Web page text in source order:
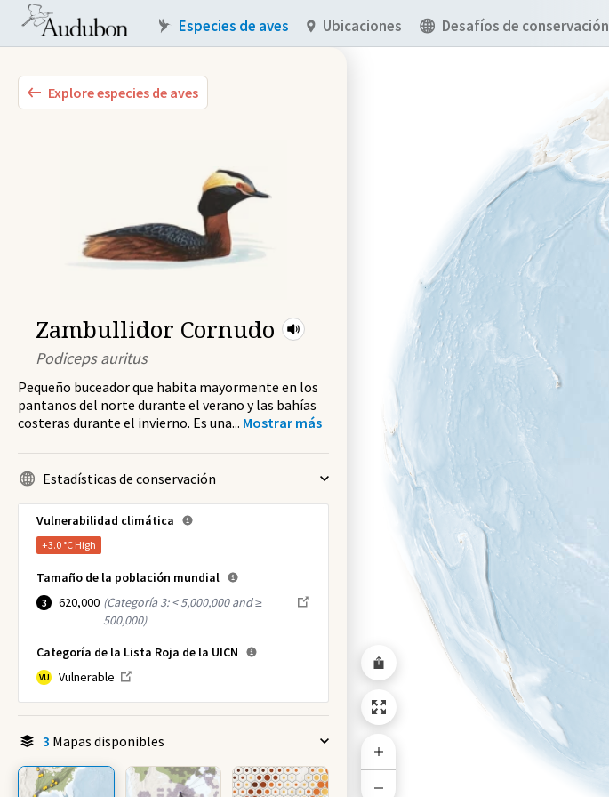
Explore especies de aves
Zambullidor Cornudo
Podiceps auritus
Pequeño buceador que habita mayormente en los
pantanos del norte durante el verano y las bahías
costeras durante el invierno. Es una... Mostrar más
Estadísticas de conservación
Vulnerabilidad climática
+3.0 °C High
Tamaño de la población mundial
3 620,000 (Categoría 3: < 5,000,000 and ≥
500,000)
Categoría de la Lista Roja de la UICN
VU Vulnerable
3 Mapas disponibles
Especies de aves Ubicaciones Desafíos de conservación